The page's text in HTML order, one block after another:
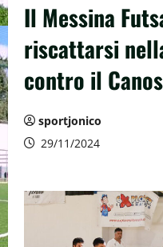
Il Messina
riscattarsi
contro il
sportjonico
29/11/2024